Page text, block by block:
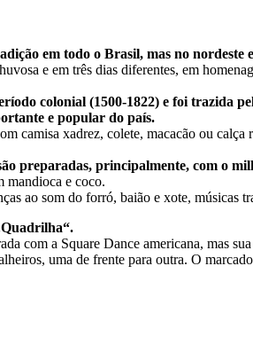
em todo o Brasil, mas no nordeste
e em três dias diferentes, em
colonial (1500-1822) e foi trazida
e popular do país.
camisa xadrez, colete, macacão ou
preparadas, principalmente, com o
mandioca e coco.
ao som do forró, baião e xote,
com a Square Dance americana, mas
uma de frente para outra. O